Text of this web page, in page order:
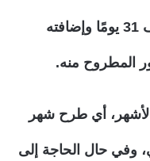
استلاف في الأيام؛ يتم استلاف 31 يومًا وإضافته
المطروح منه.
أي طرح شهر
وفي حال الحاجة إلى